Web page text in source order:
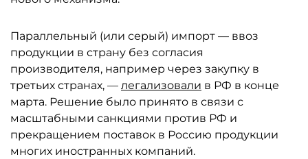
Параллельный (или серый) импорт — ввоз
продукции в страну без согласия
производителя, например через закупку в
третьих странах, — легализовали в РФ в конце
марта. Решение было принято в связи с
масштабными санкциями против РФ и
прекращением поставок в Россию продукции
многих иностранных компаний.